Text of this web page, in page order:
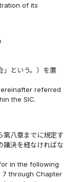
of its
」という。）を置
referred
the SIC.
第八章までに規定す
議決を経なければな
in the following
7 through Chapter